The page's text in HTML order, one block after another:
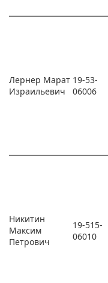
Лернер Марат
Израильевич
19-53-
06006
Никитин
Максим
Петрович
19-515-
06010